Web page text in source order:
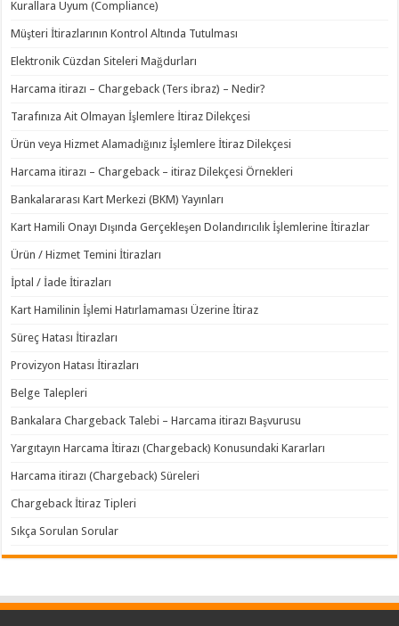
Kurallara Uyum (Compliance)
Müşteri İtirazlarının Kontrol Altında Tutulması
Elektronik Cüzdan Siteleri Mağdurları
Harcama itirazı – Chargeback (Ters ibraz) – Nedir?
Tarafınıza Ait Olmayan İşlemlere İtiraz Dilekçesi
Ürün veya Hizmet Alamadığınız İşlemlere İtiraz Dilekçesi
Harcama itirazı – Chargeback – itiraz Dilekçesi Örnekleri
Bankalararası Kart Merkezi (BKM) Yayınları
Kart Hamili Onayı Dışında Gerçekleşen Dolandırıcılık İşlemlerine İtirazlar
Ürün / Hizmet Temini İtirazları
İptal / İade İtirazları
Kart Hamilinin İşlemi Hatırlamaması Üzerine İtiraz
Süreç Hatası İtirazları
Provizyon Hatası İtirazları
Belge Talepleri
Bankalara Chargeback Talebi – Harcama itirazı Başvurusu
Yargıtayın Harcama İtirazı (Chargeback) Konusundaki Kararları
Harcama itirazı (Chargeback) Süreleri
Chargeback İtiraz Tipleri
Sıkça Sorulan Sorular